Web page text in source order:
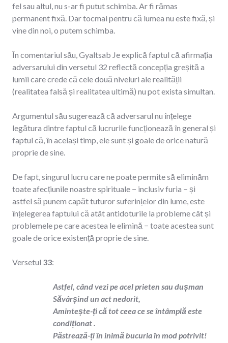
fel sau altul, nu s-ar fi putut schimba. Ar fi rămas
permanent fixă. Dar tocmai pentru că lumea nu este fixă, și
vine din noi, o putem schimba.
În comentariul său, Gyaltsab Je explică faptul că afirmația
adversarului din versetul 32 reflectă concepția greșită a
lumii care crede că cele două niveluri ale realității
(realitatea falsă și realitatea ultimă) nu pot exista simultan.
Argumentul său sugerează că adversarul nu înțelege
legătura dintre faptul că lucrurile funcționează în general și
faptul că, în același timp, ele sunt și goale de orice natură
proprie de sine.
De fapt, singurul lucru care ne poate permite să eliminăm
toate afecțiunile noastre spirituale − inclusiv furia − și
astfel să punem capăt tuturor suferințelor din lume, este
înțelegerea faptului că atât antidoturile la probleme cât și
problemele pe care acestea le elimină − toate acestea sunt
goale de orice existență proprie de sine.
Versetul 33:
Astfel, când vezi pe acel prieten sau dușman
Săvârșind un act nedorit,
Amintește-ți că tot ceea ce se întâmplă este
condiționat .
Păstrează-ți în inimă bucuria în mod potrivit!